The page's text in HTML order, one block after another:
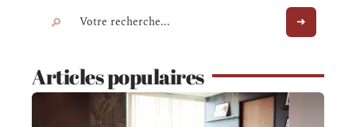
Articles populaires